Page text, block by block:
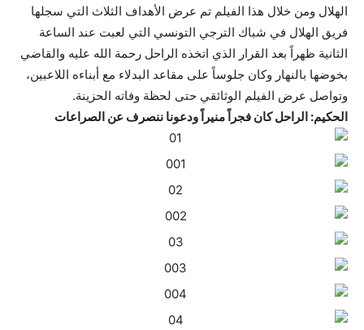
الهلال ومن خلال هذا الفيلم تم عرض الأهداف الثلاث التي سجلها
فريق الهلال في شباك الترجي التونسي التي لعبت عند الساعة
الثانية ظهراً بعد القرار الذي اتخذه الراحل رحمة الله عليه والقاضي
بخوضها بالنهار وكان جلوساً على مقاعد البدلاء مع أبناءه اللاعبين،
وتواصل عرض الفيلم الوثائقي حتى لحظة وفاته الحزينة.
الحكيم: الراحل كان فجراً منيراً ودعونا ننصرف عن الصراعات